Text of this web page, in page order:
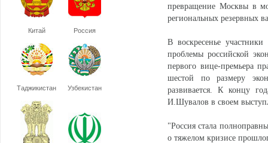
Китай Россия
Таджикистан Узбекистан
превращение Москвы в
региональных резервных
В воскресенье участники
проблемы российской
первого вице-премьера
шестой по размеру
развивается. К концу
И.Шувалов в своем
"Россия стала
о тяжелом кризисе